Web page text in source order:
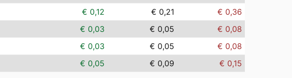
€ 0,12 € 0,21
€ 0,36
€ 0,03 € 0,05
€ 0,08
€ 0,03 € 0,05
€ 0,08
€ 0,05 € 0,09 € 0,15